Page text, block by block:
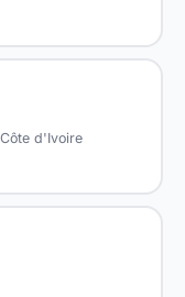
d'Ivoire